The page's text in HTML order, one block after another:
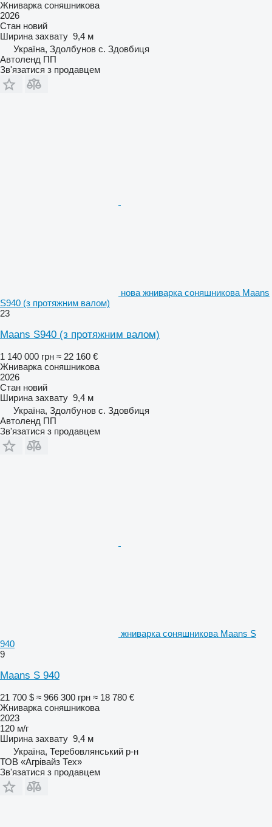
Жниварка соняшникова
2026
Стан новий
Ширина захвату 9,4 м
Україна, Здолбунов с. Здовбиця
Автоленд ПП
Зв'язатися з продавцем
нова жниварка соняшникова Maans
S940 (з протяжним валом)
23
Maans S940 (з протяжним валом)
1 140 000 грн ≈ 22 160 €
Жниварка соняшникова
2026
Стан новий
Ширина захвату 9,4 м
Україна, Здолбунов с. Здовбиця
Автоленд ПП
Зв'язатися з продавцем
жниварка соняшникова Maans S
940
9
Maans S 940
21 700 $ ≈ 966 300 грн ≈ 18 780 €
Жниварка соняшникова
2023
120 м/г
Ширина захвату 9,4 м
Україна, Теребовлянський р-н
ТОВ «Агрівайз Тех»
Зв'язатися з продавцем